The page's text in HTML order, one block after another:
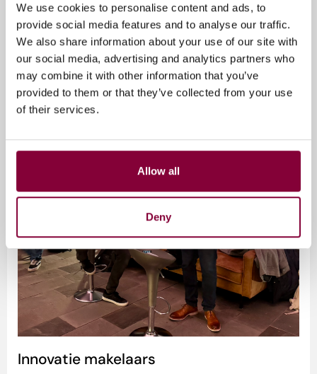
We use cookies to personalise content and ads, to
provide social media features and to analyse our traffic.
We also share information about your use of our site with
our social media, advertising and analytics partners who
may combine it with other information that you’ve
provided to them or that they’ve collected from your use
of their services.
Allow all
Deny
Baseline Rapport: Het Nederlandse XR
Ecosysteem
Innovatie makelaars